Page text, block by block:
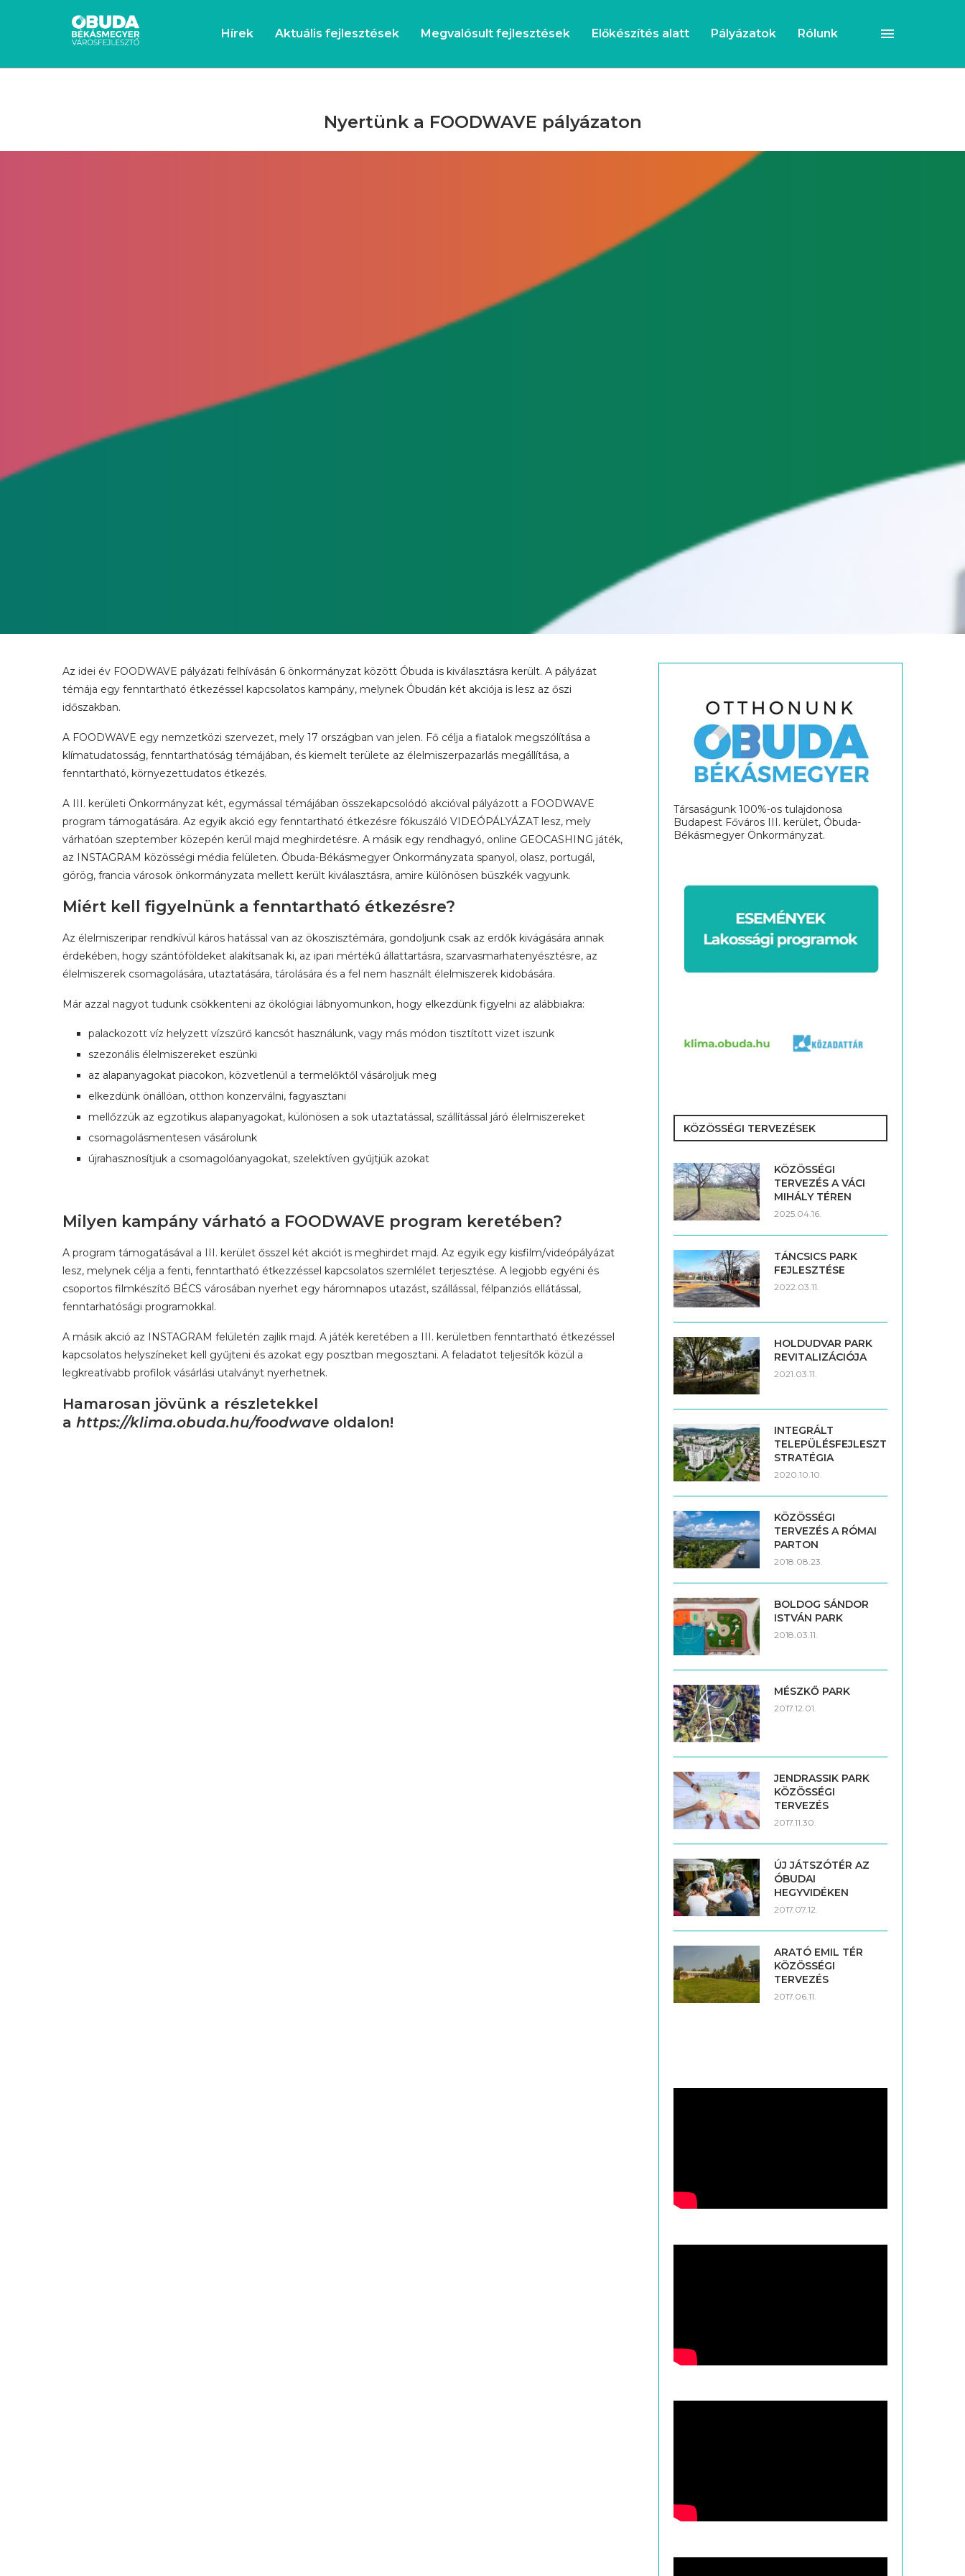
Hírek Aktuális fejlesztések Megvalósult fejlesztések Előkészítés alatt Pályázatok Rólunk
Nyertünk a FOODWAVE pályázaton
Az idei év FOODWAVE pályázati felhívásán 6 önkormányzat között Óbuda is kiválasztásra került. A pályázat
témája egy fenntartható étkezéssel kapcsolatos kampány, melynek Óbudán két akciója is lesz az őszi
időszakban.
A FOODWAVE egy nemzetközi szervezet, mely 17 országban van jelen. Fő célja a fiatalok megszólítása a
klímatudatosság, fenntarthatóság témájában, és kiemelt területe az élelmiszerpazarlás megállítása, a
fenntartható, környezettudatos étkezés.
A III. kerületi Önkormányzat két, egymással témájában összekapcsolódó akcióval pályázott a FOODWAVE
program támogatására. Az egyik akció egy fenntartható étkezésre fókuszáló VIDEÓPÁLYÁZAT lesz, mely
várhatóan szeptember közepén kerül majd meghirdetésre. A másik egy rendhagyó, online GEOCASHING játék,
az INSTAGRAM közösségi média felületen. Óbuda-Békásmegyer Önkormányzata spanyol, olasz, portugál,
görög, francia városok önkormányzata mellett került kiválasztásra, amire különösen büszkék vagyunk.
Miért kell figyelnünk a fenntartható étkezésre?
Az élelmiszeripar rendkívül káros hatással van az ökoszisztémára, gondoljunk csak az erdők kivágására annak
érdekében, hogy szántóföldeket alakítsanak ki, az ipari mértékű állattartásra, szarvasmarhatenyésztésre, az
élelmiszerek csomagolására, utaztatására, tárolására és a fel nem használt élelmiszerek kidobására.
Már azzal nagyot tudunk csökkenteni az ökológiai lábnyomunkon, hogy elkezdünk figyelni az alábbiakra:
palackozott víz helyzett vízszűrő kancsót használunk, vagy más módon tisztított vizet iszunk
szezonális élelmiszereket eszünki
az alapanyagokat piacokon, közvetlenül a termelőktől vásároljuk meg
elkezdünk önállóan, otthon konzerválni, fagyasztani
mellőzzük az egzotikus alapanyagokat, különösen a sok utaztatással, szállítással járó élelmiszereket
csomagolásmentesen vásárolunk
újrahasznosítjuk a csomagolóanyagokat, szelektíven gyűjtjük azokat
Milyen kampány várható a FOODWAVE program keretében?
A program támogatásával a III. kerület ősszel két akciót is meghirdet majd. Az egyik egy kisfilm/videópályázat
lesz, melynek célja a fenti, fenntartható étkezzéssel kapcsolatos szemlélet terjesztése. A legjobb egyéni és
csoportos filmkészítő BÉCS városában nyerhet egy háromnapos utazást, szállással, félpanziós ellátással,
fenntarhatósági programokkal.
A másik akció az INSTAGRAM felületén zajlik majd. A játék keretében a III. kerületben fenntartható étkezéssel
kapcsolatos helyszíneket kell gyűjteni és azokat egy posztban megosztani. A feladatot teljesítők közül a
legkreatívabb profilok vásárlási utalványt nyerhetnek.
Hamarosan jövünk a részletekkel
a https://klima.obuda.hu/foodwave oldalon!
Társaságunk 100%-os tulajdonosa
Budapest Főváros III. kerület, Óbuda-
Békásmegyer Önkormányzat.
KÖZÖSSÉGI TERVEZÉSEK
KÖZÖSSÉGI
TERVEZÉS A VÁCI
MIHÁLY TÉREN
2025.04.16.
TÁNCSICS PARK
FEJLESZTÉSE
2022.03.11.
HOLDUDVAR PARK
REVITALIZÁCIÓJA
2021.03.11.
INTEGRÁLT
TELEPÜLÉSFEJLESZTÉSI
STRATÉGIA
2020.10.10.
KÖZÖSSÉGI
TERVEZÉS A RÓMAI
PARTON
2018.08.23.
BOLDOG SÁNDOR
ISTVÁN PARK
2018.03.11.
MÉSZKŐ PARK
2017.12.01.
JENDRASSIK PARK
KÖZÖSSÉGI
TERVEZÉS
2017.11.30.
ÚJ JÁTSZÓTÉR AZ
ÓBUDAI
HEGYVIDÉKEN
2017.07.12.
ARATÓ EMIL TÉR
KÖZÖSSÉGI
TERVEZÉS
2017.06.11.